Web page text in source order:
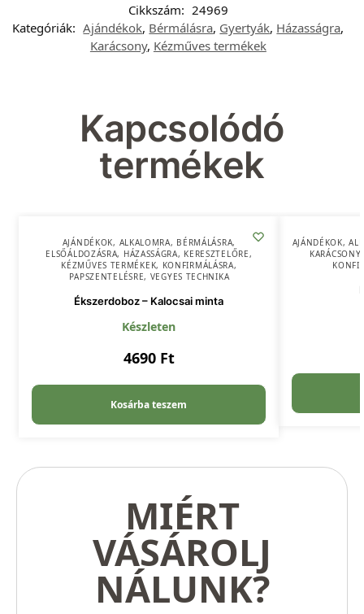
Cikkszám: 24969
Kategóriák: Ajándékok, Bérmálásra, Gyertyák, Házasságra,
Karácsony, Kézműves termékek
Kapcsolódó
termékek
AJÁNDÉKOK, ALKALOMRA, BÉRMÁLÁSRA,
ELSŐÁLDOZÁSRA, HÁZASSÁGRA, KERESZTELŐRE,
KÉZMŰVES TERMÉKEK, KONFIRMÁLÁSRA,
PAPSZENTELÉSRE, VEGYES TECHNIKA
Ékszerdoboz – Kalocsai minta
Készleten
4690 Ft
Kosárba teszem
AJÁNDÉKOK,
KARÁCSONY
MIÉRT
VÁSÁROLJ
NÁLUNK?